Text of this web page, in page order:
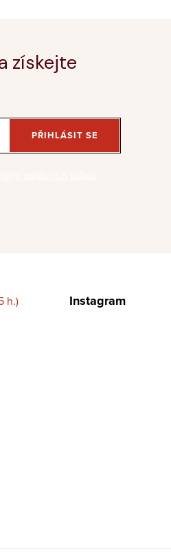
získejte
PŘIHLÁSIT SE
h.) Instagram